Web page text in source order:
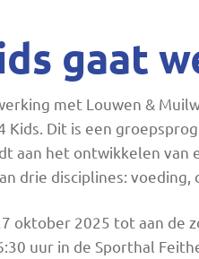
gaat
met Louwen &
Kids. Dit is een
aan het ontwikkelen van
drie disciplines: voeding,
oktober 2025 tot aan de
uur in de Sporthal